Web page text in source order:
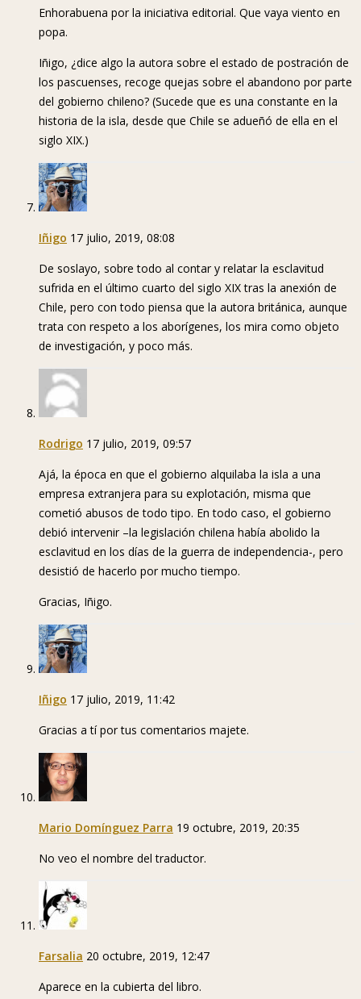
Enhorabuena por la iniciativa editorial. Que vaya viento en
popa.
Iñigo, ¿dice algo la autora sobre el estado de postración de
los pascuenses, recoge quejas sobre el abandono por parte
del gobierno chileno? (Sucede que es una constante en la
historia de la isla, desde que Chile se adueñó de ella en el
siglo XIX.)
Iñigo 17 julio, 2019, 08:08
De soslayo, sobre todo al contar y relatar la esclavitud
sufrida en el último cuarto del siglo XIX tras la anexión de
Chile, pero con todo piensa que la autora británica, aunque
trata con respeto a los aborígenes, los mira como objeto
de investigación, y poco más.
Rodrigo 17 julio, 2019, 09:57
Ajá, la época en que el gobierno alquilaba la isla a una
empresa extranjera para su explotación, misma que
cometió abusos de todo tipo. En todo caso, el gobierno
debió intervenir –la legislación chilena había abolido la
esclavitud en los días de la guerra de independencia-, pero
desistió de hacerlo por mucho tiempo.
Gracias, Iñigo.
Iñigo 17 julio, 2019, 11:42
Gracias a tí por tus comentarios majete.
Mario Domínguez Parra 19 octubre, 2019, 20:35
No veo el nombre del traductor.
Farsalia 20 octubre, 2019, 12:47
Aparece en la cubierta del libro.